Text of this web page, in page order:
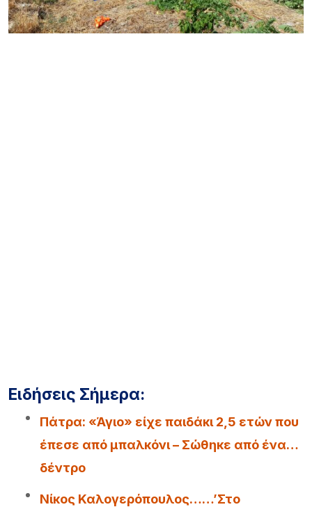
Ειδήσεις Σήμερα:
Πάτρα: «Άγιο» είχε παιδάκι 2,5 ετών που
έπεσε από μπαλκόνι – Σώθηκε από ένα…
δέντρο
Νίκος Καλογερόπουλος……’Στο